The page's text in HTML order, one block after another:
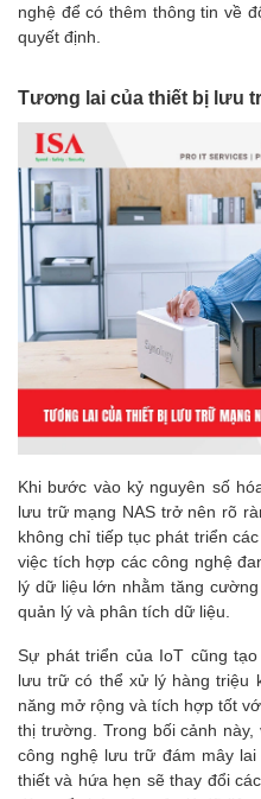
nghệ để có thêm thông tin về
quyết định.
Tương lai của thiết bị lưu
Khi bước vào kỷ nguyên số
lưu trữ mạng NAS trở nên rõ
không chỉ tiếp tục phát triển
việc tích hợp các công nghệ
lý dữ liệu lớn nhằm tăng
quản lý và phân tích dữ liệu.
Sự phát triển của IoT cũng
lưu trữ có thể xử lý hàng triệu
năng mở rộng và tích hợp tốt
thị trường. Trong bối cảnh
công nghệ lưu trữ đám mây
thiết và hứa hẹn sẽ thay đổi